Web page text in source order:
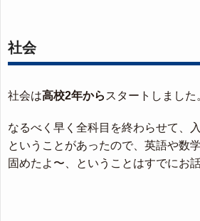
社会
社会は高校2年から スタートしました
なるべく早く全科目を終わらせて、
ということがあったので、英語や数
固めたよ〜、ということはすでにお